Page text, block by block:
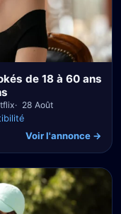
de 18 à 60 ans
28 Août
Voir l'annonce →